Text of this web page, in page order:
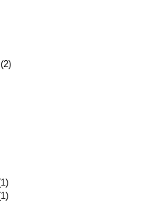
(2)